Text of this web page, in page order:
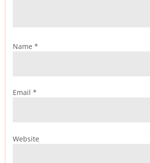
Name *
Email *
Website